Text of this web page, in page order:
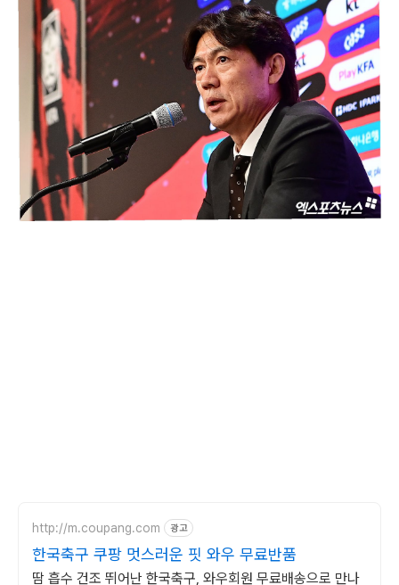
http://m.coupang.com 광고
한국축구 쿠팡 멋스러운 핏 와우 무료반품
땀 흡수 건조 뛰어난 한국축구, 와우회원 무료배송으로 만나